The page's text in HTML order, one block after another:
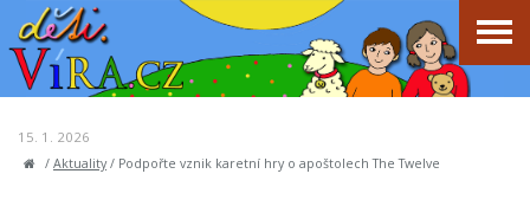
15. 1. 2026
/ Aktuality/ Podpořte vznik karetní hry o apoštolech The Twelve